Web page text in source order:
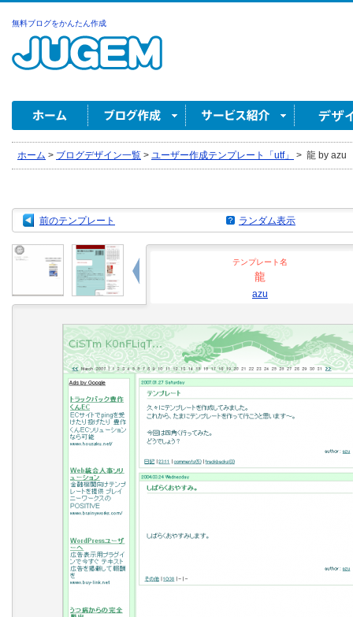
無料ブログをかんたん作成
ホーム > ブログデザイン一覧 > ユーザー作成テンプレート「utf」 > 龍 by azu
前のテンプレート ランダム表示
テンプレート名
龍
azu